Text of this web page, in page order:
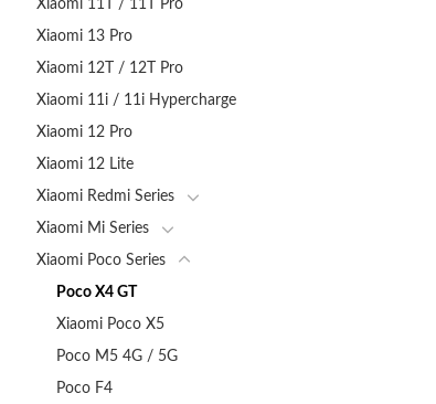
Xiaomi 11T / 11T Pro
Xiaomi 13 Pro
Xiaomi 12T / 12T Pro
Xiaomi 11i / 11i Hypercharge
Xiaomi 12 Pro
Xiaomi 12 Lite
Xiaomi Redmi Series
Xiaomi Mi Series
Xiaomi Poco Series
Poco X4 GT
Xiaomi Poco X5
Poco M5 4G / 5G
Poco F4